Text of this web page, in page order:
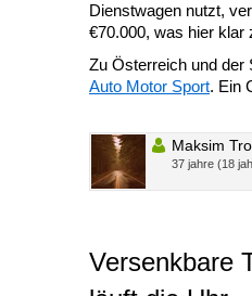
Dienstwagen nutzt,
€70.000, was hier klar
Zu Österreich und der
Auto Motor Sport. Ein
Maksim
37 jahre (18
Versenkbare